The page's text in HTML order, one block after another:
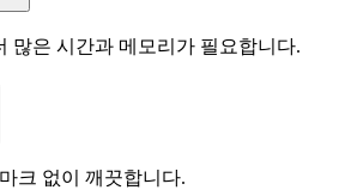
많은 시간과 메모리가 필요합니다.
크 없이 깨끗합니다.